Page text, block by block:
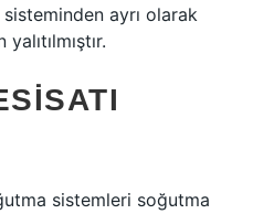
ayrı olarak
sistemleri soğutma